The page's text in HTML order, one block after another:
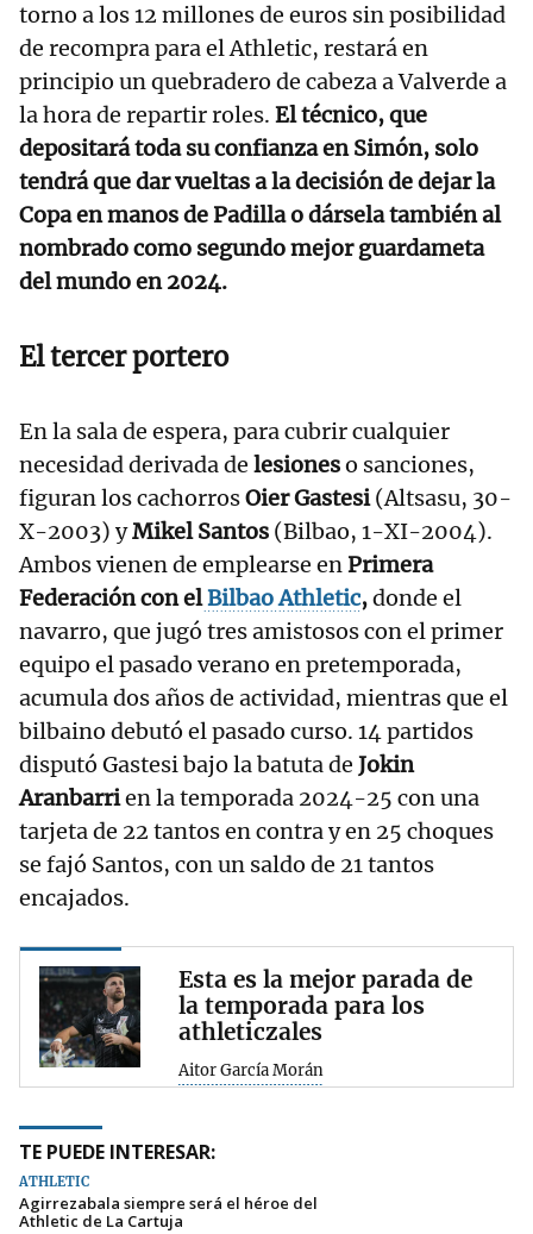
torno a los 12 millones de euros sin posibilidad
de recompra para el Athletic, restará en
principio un quebradero de cabeza a Valverde a
la hora de repartir roles. El técnico, que
depositará toda su confianza en Simón, solo
tendrá que dar vueltas a la decisión de dejar la
Copa en manos de Padilla o dársela también al
nombrado como segundo mejor guardameta
del mundo en 2024.
El tercer portero
En la sala de espera, para cubrir cualquier
necesidad derivada de lesioneso sanciones,
figuran los cachorrosOier Gastesi(Altsasu, 30-
X-2003) yMikel Santos (Bilbao, 1-XI-2004).
Ambos vienen de emplearse enPrimera
Federación con elBilbao Athletic,donde el
navarro, que jugó tres amistosos con el primer
equipo el pasado verano en pretemporada,
acumula dos años de actividad, mientras que el
bilbaino debutó el pasado curso. 14 partidos
disputó Gastesi bajo la batuta de Jokin
Aranbarrien la temporada 2024-25 con una
tarjeta de 22 tantos en contra y en 25 choques
se fajó Santos, con un saldo de 21 tantos
encajados.
Esta es la mejor parada de
la temporada para los
athleticzales
Aitor García Morán
TE PUEDE INTERESAR:
ATHLETIC
Agirrezabala siempre será el héroe del
Athletic de La Cartuja